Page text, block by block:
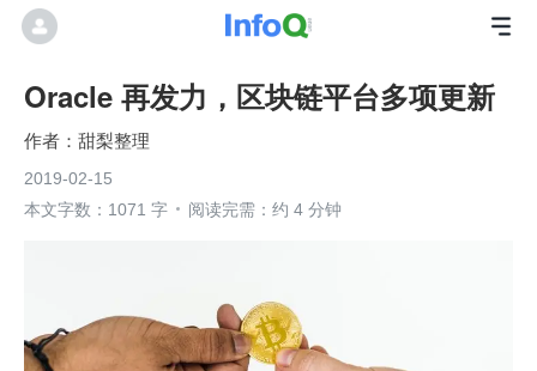
Oracle 再发力，区块链平台多项更新
甜梨整理
2019-02-15
本文字数：1071 字
阅读完需：约 4 分钟